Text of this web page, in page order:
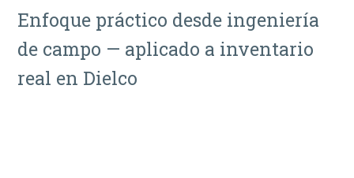
Enfoque práctico desde ingeniería
de campo — aplicado a inventario
real en Dielco